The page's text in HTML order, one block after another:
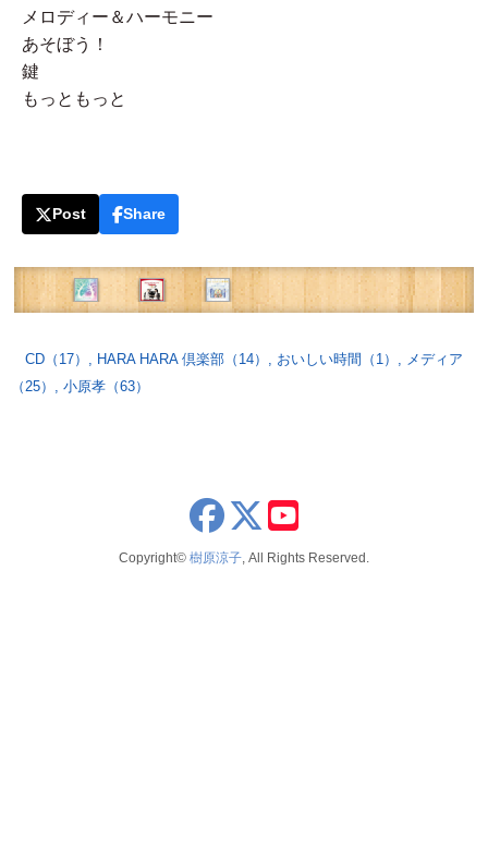
メロディー＆ハーモニー
あそぼう！
鍵
もっともっと
Post Share
CD（17） , HARA HARA 倶楽部（14） , おいしい時間（1） , メディア
（25） , 小原孝（63）
x
Copyright© 樹原涼子, All Rights Reserved.